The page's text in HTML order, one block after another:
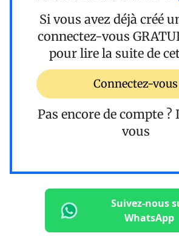
Si vous avez déjà créé
connectez-vous
pour lire la suite de
Connectez-vous
Pas encore de compte ?
vous
Suivez-nous
WhatsApp